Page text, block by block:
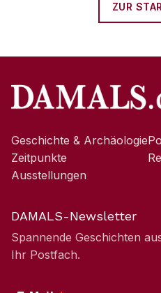
ZUR
Geschichte & Archäologie
Zeitpunkte
Ausstellungen
DAMALS-Newsletter
Spannende Geschichten
Ihr Postfach.